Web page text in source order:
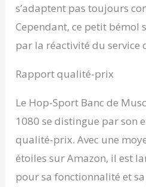
s’adaptent pas toujours
Cependant, ce petit bémol
par la réactivité du service
Rapport qualité-prix
Le Hop-Sport Banc de
1080 se distingue par son
qualité-prix. Avec une
étoiles sur Amazon, il est
pour sa fonctionnalité et